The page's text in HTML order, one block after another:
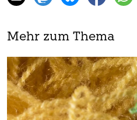
Mehr zum Thema